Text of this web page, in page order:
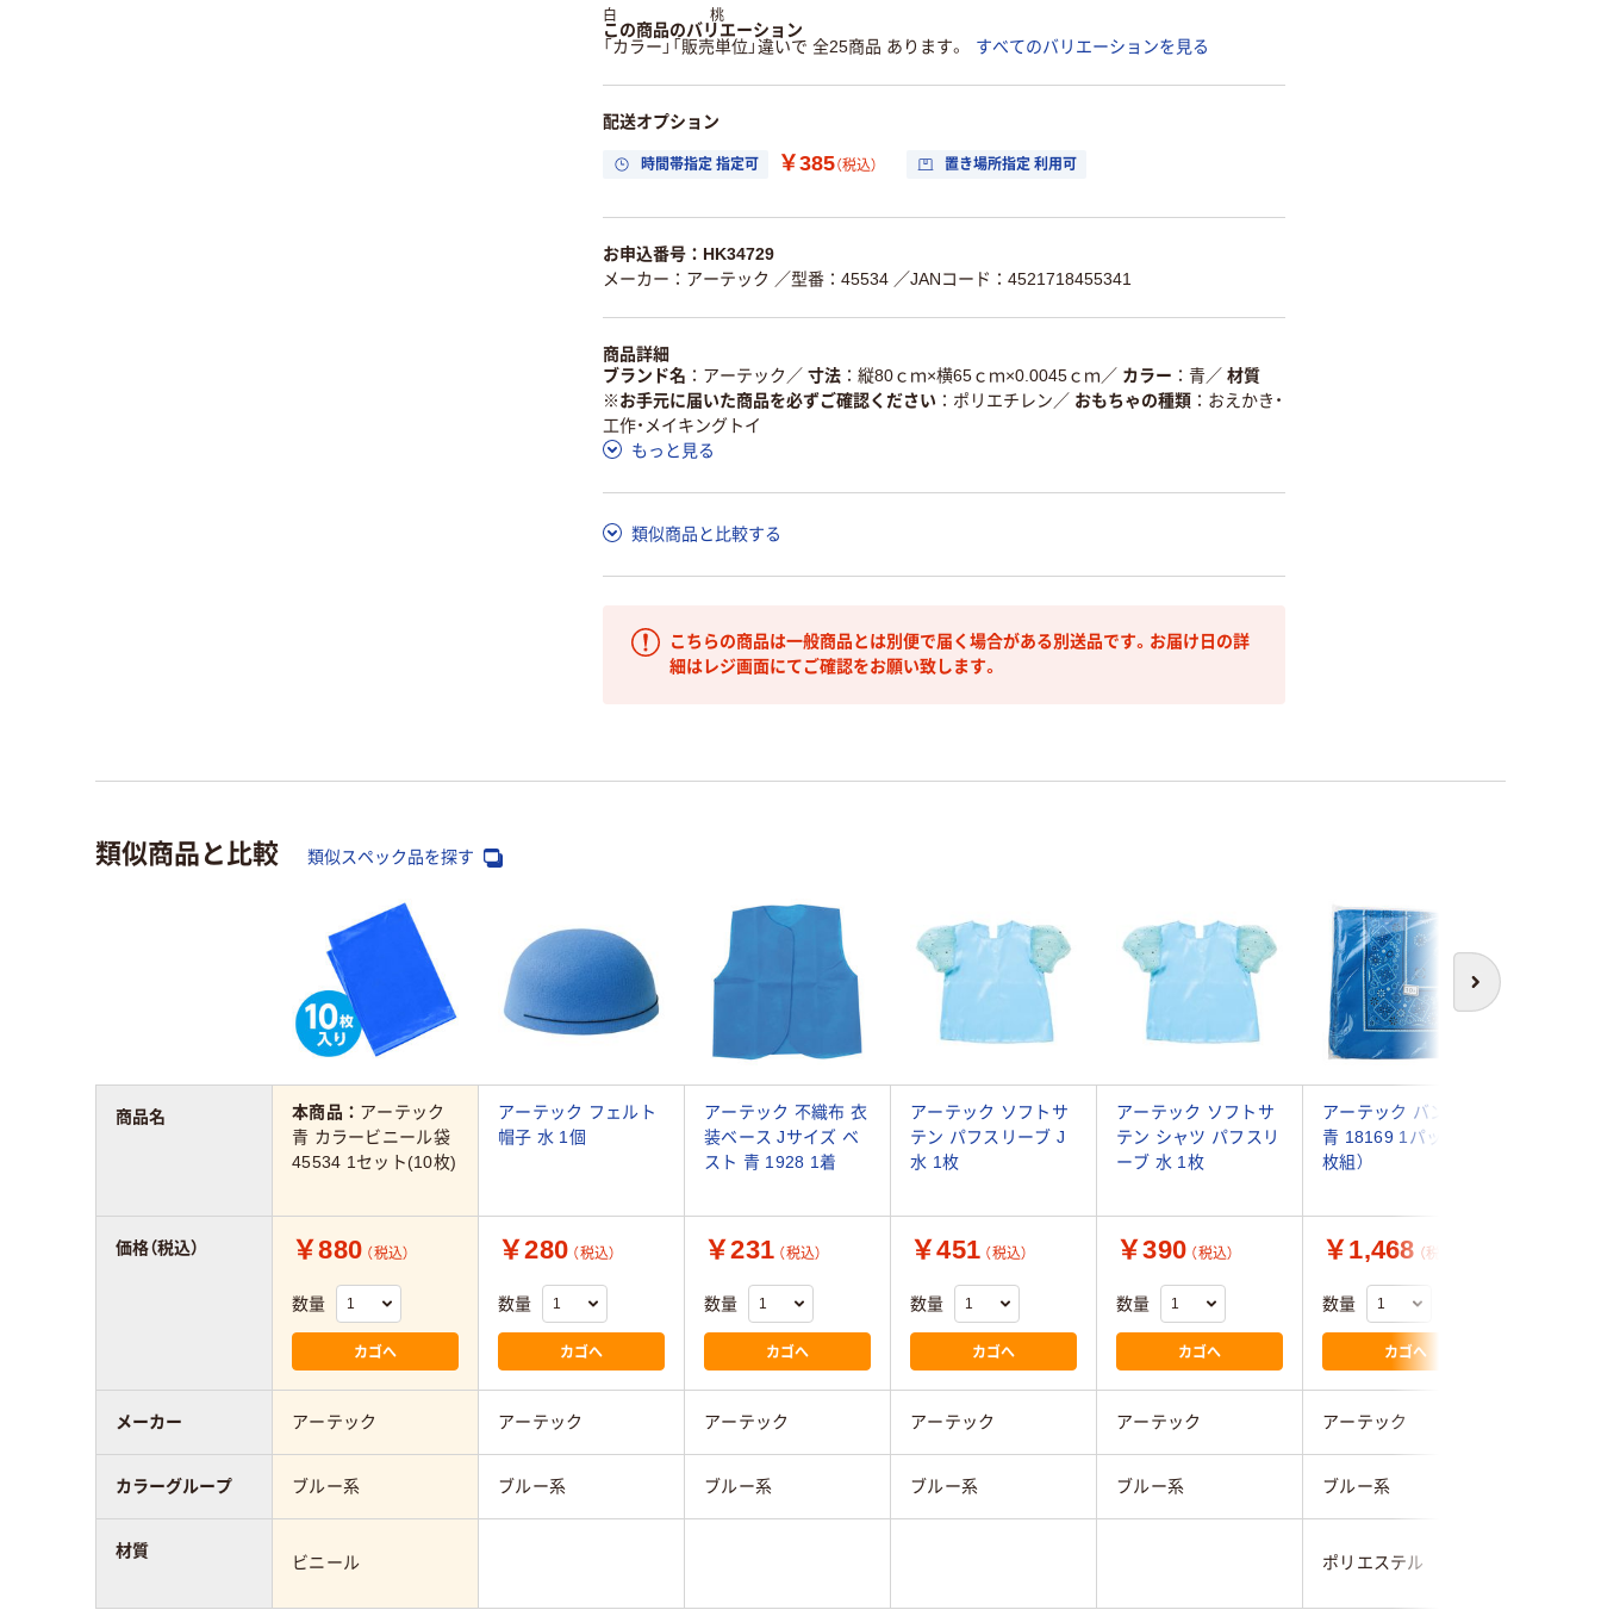
白 桃
この商品のバリエーション
「カラー」「販売単位」違いで 全25商品 あります。
すべてのバリエーションを見る
配送オプション
時間帯指定 指定可 ￥385（税込） 置き場所指定 利用可
お申込番号：HK34729
メーカー：アーテック ／型番：45534 ／JANコード：4521718455341
商品詳細
ブランド名
アーテック ／ 寸法 縦80ｃｍ×横65ｃｍ×0.0045ｃｍ ／ カラー 青／ 材質
※お手元に届いた商品を必ずご確認ください
ポリエチレン ／ おもちゃの種類
おえかき・
工作・メイキングトイ
もっと見る
類似商品と比較する
こちらの商品は一般商品とは別便で届く場合がある別送品です。お届け日の詳
細はレジ画面にてご確認をお願い致します。
類似商品と比較 類似スペック品を探す
次へ
本商品： アーテック
青 カラービニール袋
45534 1セット(10枚)
アーテック フェルト
帽子 水 1個
アーテック 不織布 衣
装ベース Jサイズ ベ
スト 青 1928 1着
アーテック ソフトサ
テン パフスリーブ J
水 1枚
アーテック ソフトサ
テン シャツ パフスリ
ーブ 水 1枚
アーテック バンダナ
青 18169 1パック（10
枚組）
￥880 （税込）
数量
カゴへ
￥280 （税込）
数量
カゴへ
￥231 （税込）
数量
カゴへ
￥451 （税込）
数量
カゴへ
￥390 （税込）
数量
カゴへ
￥1,468 （税込）
数量
カゴへ
アーテック アーテック アーテック アーテック アーテック アーテック
ブルー系 ブルー系 ブルー系 ブルー系 ブルー系 ブルー系
ビニール ポリエステル
商品名
価格（税込）
メーカー
カラーグループ
材質